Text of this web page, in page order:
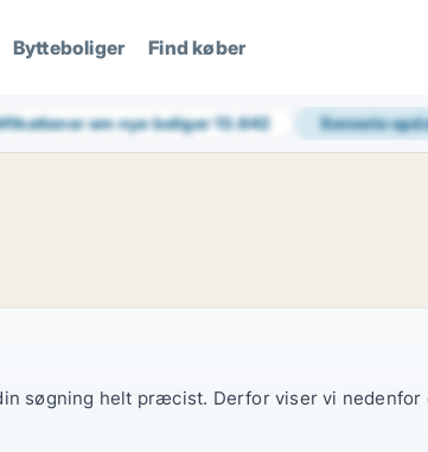
Bytteboliger Find køber
om nye boliger13.642 Seneste
søgning helt præcist. Derfor viser vi